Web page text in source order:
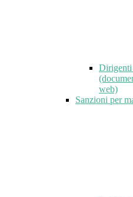
Dirigenti
web)
Sanzioni per